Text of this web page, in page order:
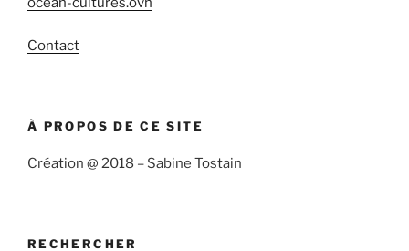
Contact
À PROPOS DE CE SITE
Création @ 2018 – Sabine Tostain
RECHERCHER